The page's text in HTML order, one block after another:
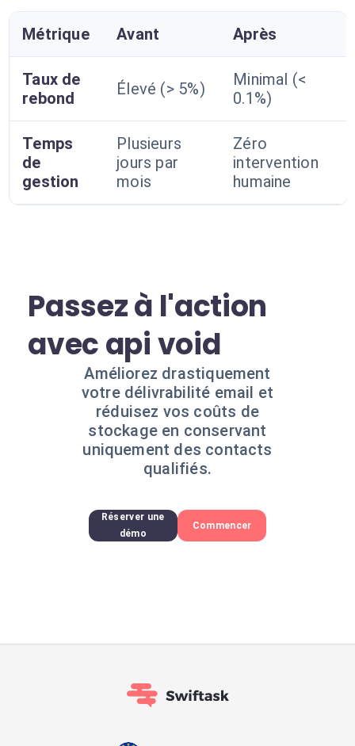
Métrique Avant Après
Taux de
rebond
Élevé (> 5%)
Minimal (<
0.1%)
Temps
de
gestion
Plusieurs
jours par
mois
Zéro
intervention
humaine
Passez à l'action
avec api void
Améliorez drastiquement
votre délivrabilité email et
réduisez vos coûts de
stockage en conservant
uniquement des contacts
qualifiés.
Réserver une
démo
Commencer